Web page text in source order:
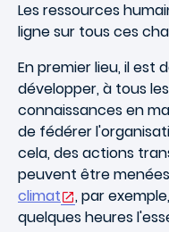
Les ressources
ligne sur tous ces
En premier lieu, il est
développer, à tous
connaissances en
de fédérer
cela, des actions
peuvent être
climat
, par
quelques heures